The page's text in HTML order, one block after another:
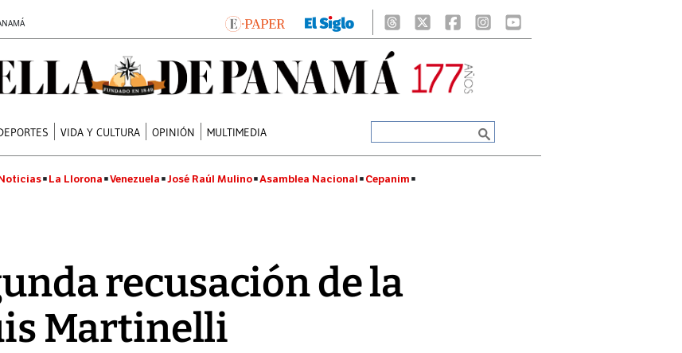
VIDA Y CULTURA OPINIÓN MULTIMEDIA
La Llorona Venezuela José Raúl Mulino Asamblea Nacional Cepanim
recusación de la
Martinelli